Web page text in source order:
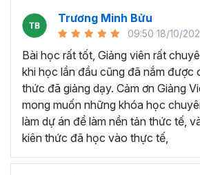
đảm bảo bạn sẽ nắm được xu hướng
của trong ngành phân tích dữ liệu với
Mục tiêu khi tham
học Python?
Nắm vững lý thuyết và học cách thực
bằng ngôn ngữ Python để phân tích
đề trong phân tích dữ liệu.
Biết sử dụng Python trong phân tích
Trương Minh Bửu
09:50 18/10/
Bài học rất tốt, Giảng viên rất
khi học lần đầu cũng đã nắm được
thức đã giảng dạy. Cảm ơn Giảng
mong muốn những khóa học
làm dự án để làm nền tản thức tế,
kiên thức đã học vào thực tế,